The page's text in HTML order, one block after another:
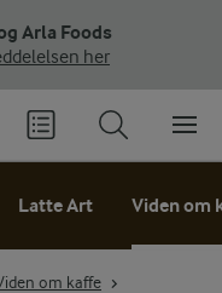
Arla Foods
her
Latte Art Viden om
om kaffe